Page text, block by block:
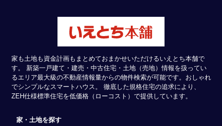
家も土地も資金計画もまとめておまかせいただけるいえとち本舗で
す。 新築一戸建て・建売・中古住宅・土地（売地）情報を扱ってい
るエリア最大級の不動産情報量からの物件検索が可能です。おしゃれ
でシンプルなスマートハウス。 徹底した規格住宅の追求により、
ZEH仕様標準住宅を低価格（ローコスト）で提供しています。
家・土地を探す